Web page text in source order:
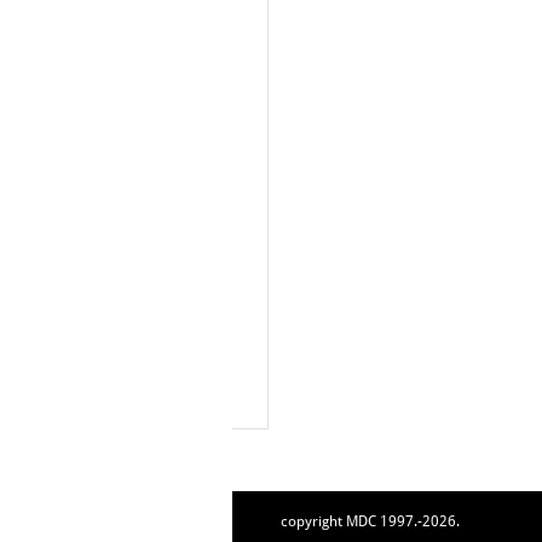
copyright MDC 1997.-2026.